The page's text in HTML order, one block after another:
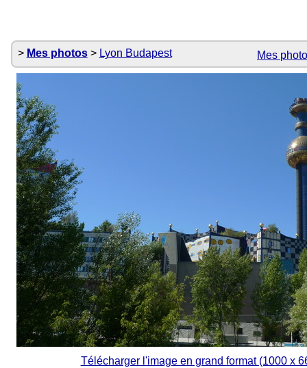
Mes
Mes photos Lyon Budapest
Télécharger l'image en grand format (1000 x